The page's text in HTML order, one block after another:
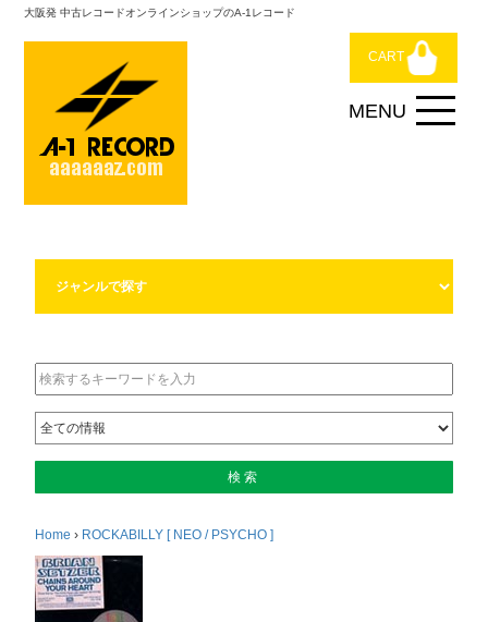
大阪発 中古レコードオンラインショップのA-1レコード
CART
Home › ROCKABILLY [ NEO / PSYCHO ]